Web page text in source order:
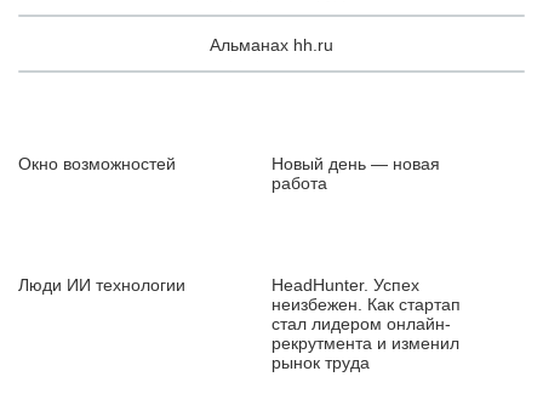
Альманах hh.ru
Окно возможностей
Новый день — новая
работа
Люди ИИ технологии
HeadHunter. Успех
неизбежен. Как стартап
стал лидером онлайн-
рекрутмента и изменил
рынок труда